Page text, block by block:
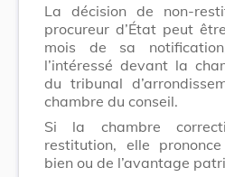
La décision de non-
procureur d’État peut
mois de sa
l’intéressé devant la
du tribunal
chambre du conseil.
Si la chambre
restitution, elle
bien ou de l’avantage